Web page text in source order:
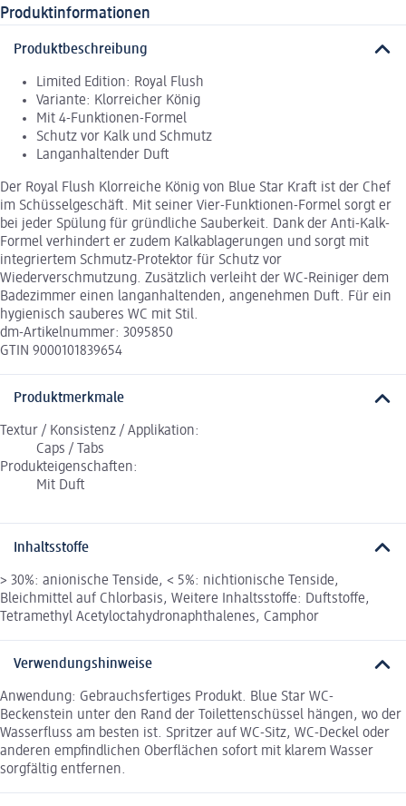
Produktinformationen
Produktbeschreibung
Limited Edition: Royal Flush
Variante: Klorreicher König
Mit 4-Funktionen-Formel
Schutz vor Kalk und Schmutz
Langanhaltender Duft
Der Royal Flush Klorreiche König von Blue Star Kraft ist der Chef
im Schüsselgeschäft. Mit seiner Vier-Funktionen-Formel sorgt er
bei jeder Spülung für gründliche Sauberkeit. Dank der Anti-Kalk-
Formel verhindert er zudem Kalkablagerungen und sorgt mit
integriertem Schmutz-Protektor für Schutz vor
Wiederverschmutzung. Zusätzlich verleiht der WC-Reiniger dem
Badezimmer einen langanhaltenden, angenehmen Duft. Für ein
hygienisch sauberes WC mit Stil.
dm-Artikelnummer: 3095850
GTIN 9000101839654
Produktmerkmale
Textur / Konsistenz / Applikation:
Caps / Tabs
Produkteigenschaften:
Mit Duft
Inhaltsstoffe
> 30%: anionische Tenside, < 5%: nichtionische Tenside,
Bleichmittel auf Chlorbasis, Weitere Inhaltsstoffe: Duftstoffe,
Tetramethyl Acetyloctahydronaphthalenes, Camphor
Verwendungshinweise
Anwendung: Gebrauchsfertiges Produkt. Blue Star WC-
Beckenstein unter den Rand der Toilettenschüssel hängen, wo der
Wasserfluss am besten ist. Spritzer auf WC-Sitz, WC-Deckel oder
anderen empfindlichen Oberflächen sofort mit klarem Wasser
sorgfältig entfernen.